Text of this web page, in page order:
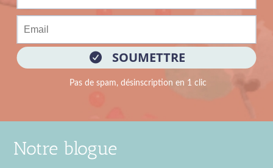
Notre blogue